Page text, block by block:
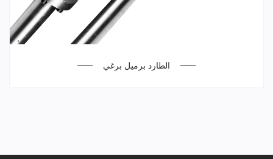
الطارد برميل برغي